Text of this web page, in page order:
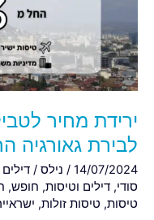
ירידת מחיר
לבירת גאורגיה
14/07/2024
/ נילס /
סודי, דילים וטיסות, חופש,
טיסות, טיסות זולות,
החל
מ-153$